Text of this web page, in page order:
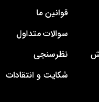
قوانین ما
سوالات متداول
نظرسنجی
شکایت و انتقادات